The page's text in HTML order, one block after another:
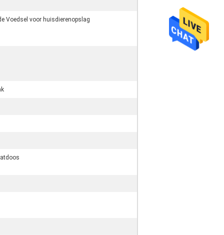
Voedsel voor huisdierenopslag